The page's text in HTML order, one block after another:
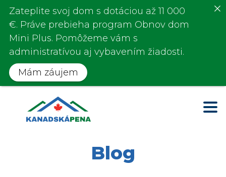
Blog
Zateplite svoj dom s dotáciou až 11 000
€. Práve prebieha program Obnov dom
Mini Plus. Pomôžeme vám s
administratívou aj vybavením žiadosti.
Mám záujem